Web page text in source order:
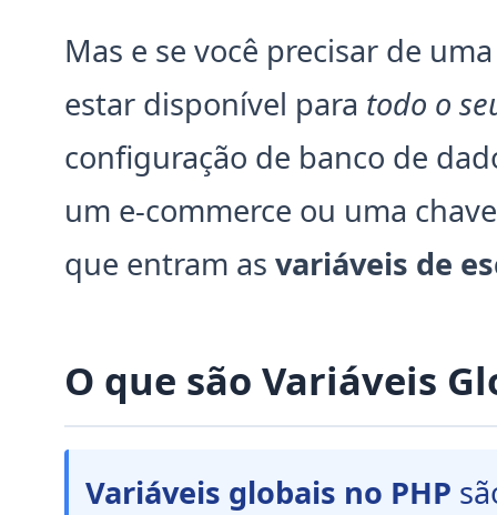
Mas e se você precisar de
estar disponível para todo o
configuração de banco de
um e-commerce ou uma
que entram as variáveis de
O que são Variáveis
Variáveis globais no PHP